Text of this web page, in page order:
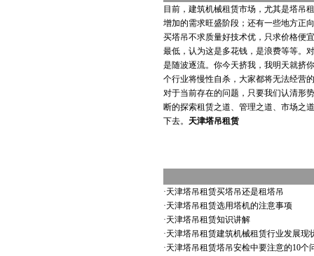
目前，建筑机械租赁市场，尤其是塔吊
增加的需求旺盛阶段；还有一些地方正
买塔吊不求质量好技术优，只求价格便
最低，认为这是多花钱，是浪费等等。
是随波逐流。你今天挤我，我明天就挤
个行业将慢性自杀，大家都将无法经营
对于当前存在的问题，只要我们认清形
断的探索租赁之道、管理之道、市场之
下去。 天津塔吊租赁
·天津塔吊租赁买塔吊还是租塔吊
·天津塔吊租赁选用塔机的注意事项
·天津塔吊租赁知识讲解
·天津塔吊租赁建筑机械租赁行业发展现
·天津塔吊租赁塔吊安检中要注意的10个